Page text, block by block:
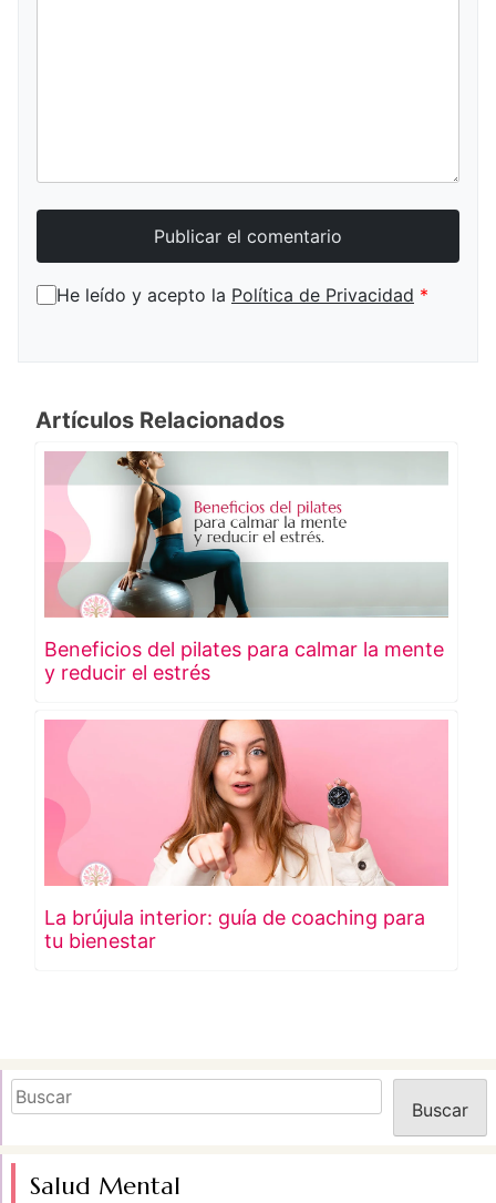
He leído y acepto la Política de Privacidad *
Artículos Relacionados
Beneficios del pilates para calmar la mente
y reducir el estrés
La brújula interior: guía de coaching para
tu bienestar
Buscar
Buscar
Salud Mental